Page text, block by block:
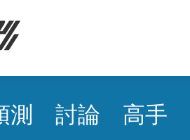
測 討論 高手